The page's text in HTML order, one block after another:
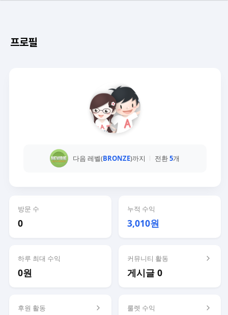
프로필
다음 레벨(BRONZE)까지 전환5개
방문 수
0
누적 수익
3,010원
하루 최대 수익
0원
커뮤니티 활동
게시글 0
후원 활동 룰렛 수익